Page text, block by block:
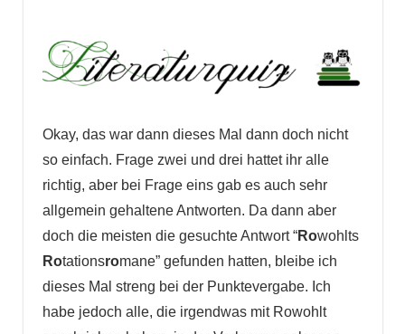
Okay, das war dann dieses Mal dann doch nicht
so einfach. Frage zwei und drei hattet ihr alle
richtig, aber bei Frage eins gab es auch sehr
allgemein gehaltene Antworten. Da dann aber
doch die meisten die gesuchte Antwort “Rowohlts
Rotationsromane” gefunden hatten, bleibe ich
dieses Mal streng bei der Punktevergabe. Ich
habe jedoch alle, die irgendwas mit Rowohlt